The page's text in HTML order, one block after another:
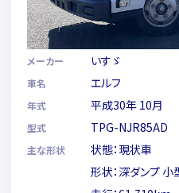
メーカー いすゞ
車名 エルフ
年式 平成30年 10月
型式 TPG-NJR85AD
主な形状
状態：現状車
形状：深ダンプ 小